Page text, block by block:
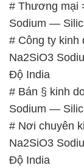
# Thương mại
Sodium —
# Công ty kinh
Na2SiO3
Độ India
# Bán § kinh
Sodium —
# Nơi chuyên
Na2SiO3
Độ India